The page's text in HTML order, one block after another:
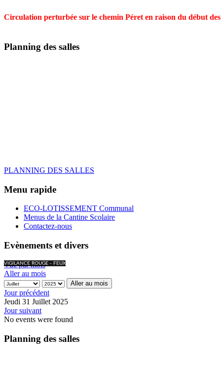
Circulation perturbée sur le chemin Péret en raison du début
Planning des salles
PLANNING DES SALLES
Menu rapide
ECO-LOTISSEMENT Communal
Menus de la Cantine Scolaire
Contactez-nous
Evènements et divers
VIGILANCE ROUGE - FEUX
Vue par mois
Aller au mois
Aller au mois
Jour précédent
Jeudi 31 Juillet 2025
Jour suivant
No events were found
Planning des salles